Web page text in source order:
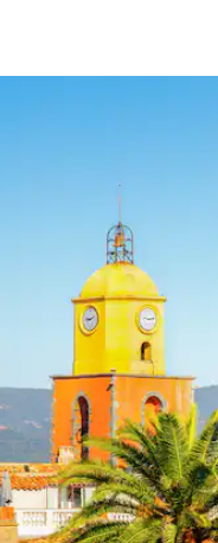
nagore i nadolje, kao i